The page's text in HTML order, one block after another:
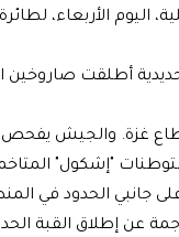
اليوم الأربعاء،
أطلقت
غزة. والجيش يفحص ما
جانبي الحدود في
عن إطلاق القبة